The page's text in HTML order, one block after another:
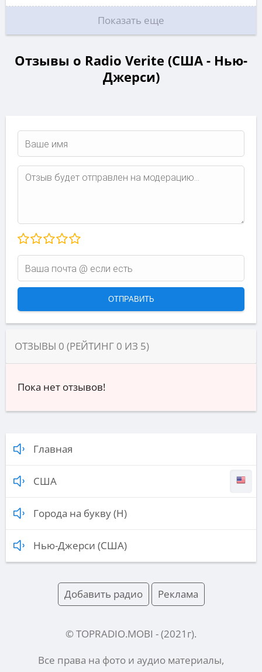
Показать еще
Отзывы о Radio Verite (США - Нью-
Джерси)
ОТЗЫВЫ 0 (РЕЙТИНГ 0 ИЗ 5)
Пока нет отзывов!
Главная
США
Города на букву (Н)
Нью-Джерси (США)
Добавить радио Реклама
© TOPRADIO.MOBI - (2021 г).
Все права на фото и аудио материалы,